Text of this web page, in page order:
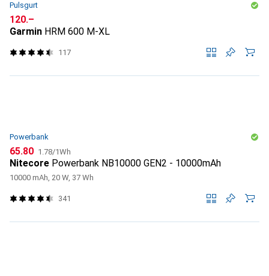
Pulsgurt
CHF
120.–
Garmin HRM 600 M-XL
117
Powerbank
CHF
65.80 CHF
1.78/1Wh
Nitecore Powerbank NB10000 GEN2 - 10000mAh
10000 mAh, 20 W, 37 Wh
341